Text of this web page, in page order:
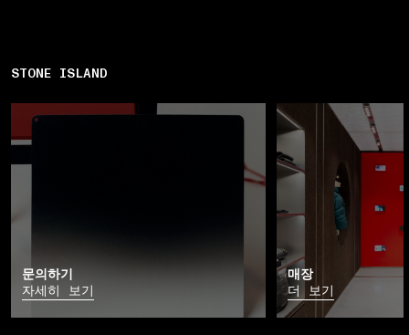
STONE ISLAND
문의하기
자세히 보기
매장
더 보기